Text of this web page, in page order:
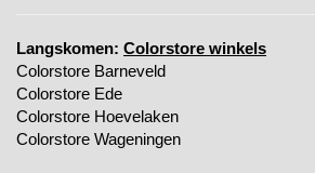
Langskomen: Colorstore winkels
Colorstore Barneveld
Colorstore Ede
Colorstore Hoevelaken
Colorstore Wageningen